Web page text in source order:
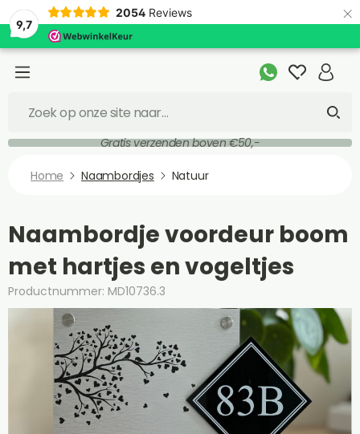
9,7
2054 Reviews ×
Gratis verzenden boven €50,-
Home Naambordjes Natuur
Naambordje voordeur boom
met hartjes en vogeltjes
Productnummer: MD10736.3